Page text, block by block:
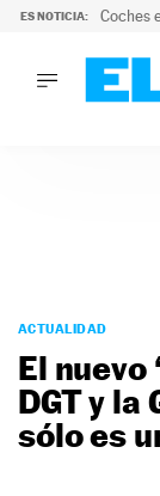
ES NOTICIA: Coches
PODCAST
MOTOS
TECNOLOGÍA
SUPERCOCHES
ACTUALIDAD
El nuevo
DGT y la
sólo es